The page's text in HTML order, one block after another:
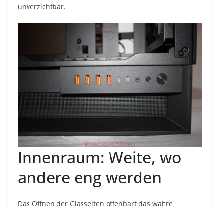
unverzichtbar.
Innenraum: Weite, wo
andere eng werden
Das Öffnen der Glasseiten offenbart das wahre